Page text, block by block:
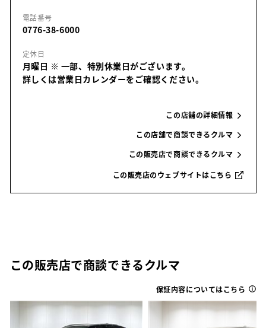
電話番号
0776-38-6000
定休日
月曜日 ※ 一部、特別休業日がございます。
詳しくは営業日カレンダーをご確認ください。
この店舗の詳細情報
この店舗で商談できるクルマ
この販売店で商談できるクルマ
この販売店のウェブサイトはこちら
この販売店で商談できるクルマ
保証内容についてはこちら